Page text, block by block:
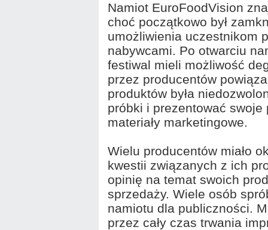
Namiot EuroFoodVision
choć początkowo był
umożliwienia uczestnikom
nabywcami. Po otwarciu
festiwal mieli możliwość
przez producentów
produktów była
próbki i prezentować
materiały marketingowe.
Wielu producentów miało
kwestii związanych z ich
opinię na temat swoich
sprzedaży. Wiele osób
namiotu dla publiczności.
przez cały czas trwania